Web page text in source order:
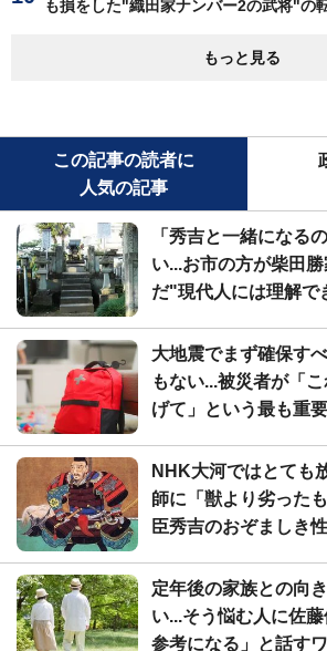
も損をした"織田家ナンバー2の武将"の
もっと見る
この記事の読者に
人気の記事
「秀吉と一緒になる
い...お市の方が柴田
だ"現代人には理解で
大地震でまず確保す
もない...被災者が「
げて」という最も重
NHK大河ではとても
師に「獣より劣った
臣秀吉のおぞましき
定年後の家族との向
い...そう悩む人に佐
参考になる」と話す